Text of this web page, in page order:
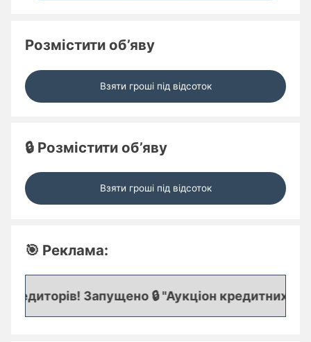
Розмістити об’яву
Взяти гроші під відсоток
🔒 Розмістити об’яву
Взяти гроші під відсоток
🎯 Реклама:
Запущено 🔒 "Аукціон кредитних